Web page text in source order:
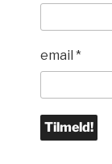
email *